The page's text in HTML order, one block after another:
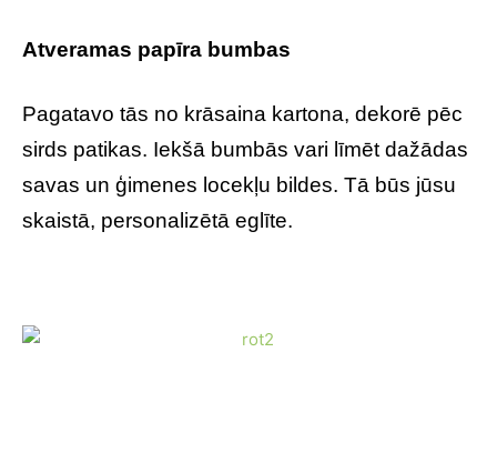
Atveramas papīra bumbas
Pagatavo tās no krāsaina kartona, dekorē pēc
sirds patikas. Iekšā bumbās vari līmēt dažādas
savas un ģimenes locekļu bildes. Tā būs jūsu
skaistā, personalizētā eglīte.